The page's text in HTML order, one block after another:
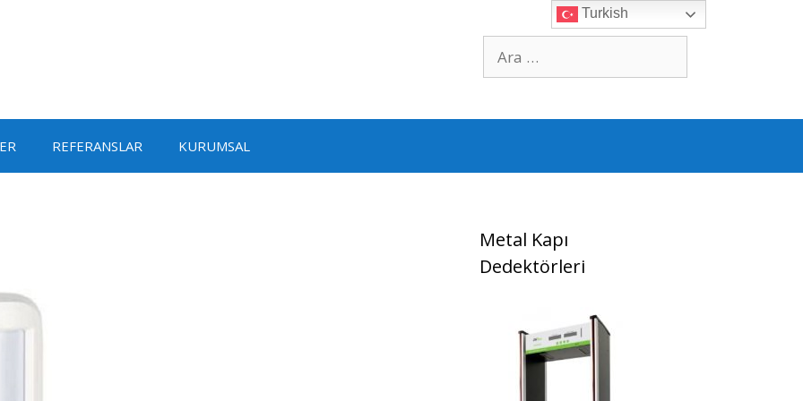
ara
REFERANSLAR KURUMSAL
Metal Kapı
Dedektörleri
Turkish